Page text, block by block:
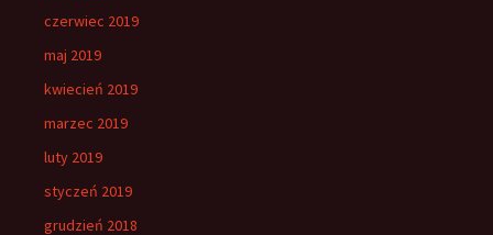
czerwiec 2019
maj 2019
kwiecień 2019
marzec 2019
luty 2019
styczeń 2019
grudzień 2018